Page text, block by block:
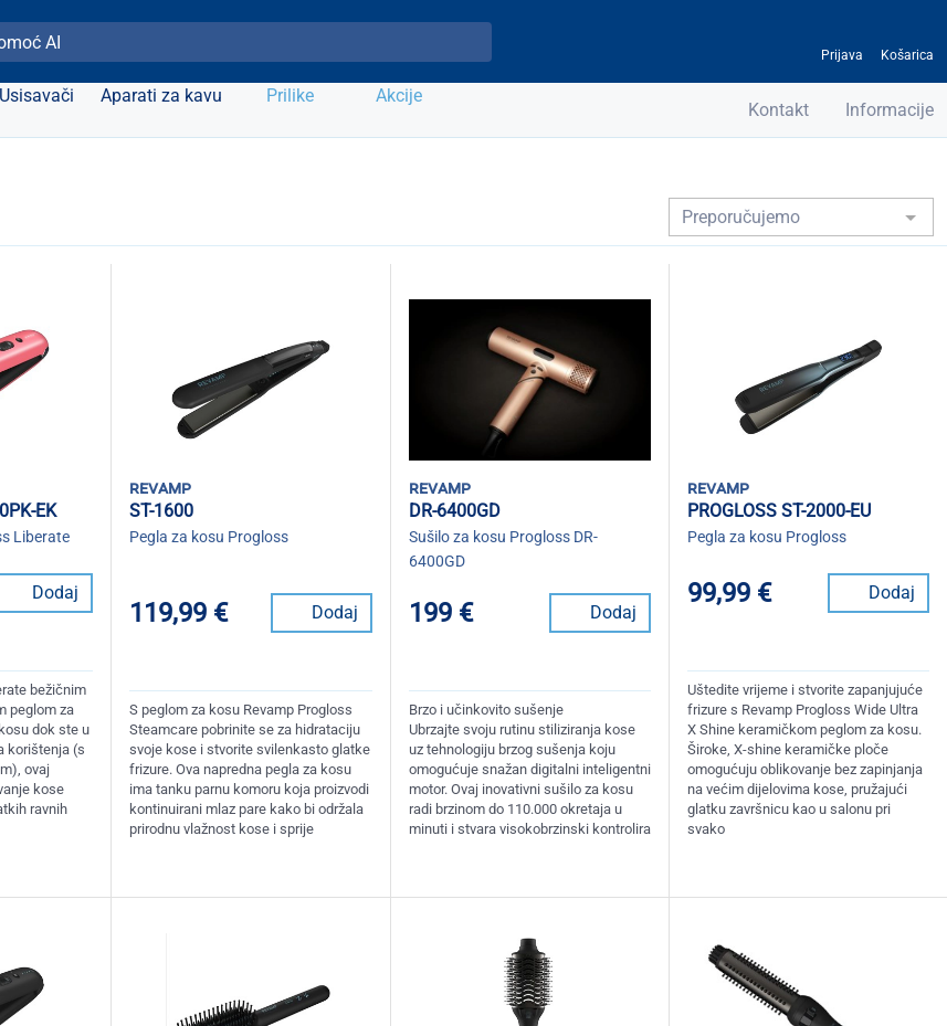
Prijava Košarica
Usisavači Aparati za kavu Prilike Akcije
Kontakt Informacije
EK
Liberate
Dodaj
bežičnim
peglom za
dok ste u
korištenja (s
ovaj
kose
ravnih
revamp
ST-1600
Pegla za kosu Progloss
119,99 € Dodaj
S peglom za kosu Revamp Progloss
Steamcare pobrinite se za hidrataciju
svoje kose i stvorite svilenkasto glatke
frizure. Ova napredna pegla za kosu
ima tanku parnu komoru koja proizvodi
kontinuirani mlaz pare kako bi održala
prirodnu vlažnost kose i sprije
revamp
DR-6400GD
Sušilo za kosu Progloss DR-
6400GD
199 € Dodaj
Brzo i učinkovito sušenje
Ubrzajte svoju rutinu stiliziranja kose
uz tehnologiju brzog sušenja koju
omogućuje snažan digitalni inteligentni
motor. Ovaj inovativni sušilo za kosu
radi brzinom do 110.000 okretaja u
minuti i stvara visokobrzinski kontrolira
revamp
PROGLOSS ST-2000-EU
Pegla za kosu Progloss
99,99 € Dodaj
Uštedite vrijeme i stvorite zapanjujuće
frizure s Revamp Progloss Wide Ultra
X Shine keramičkom peglom za kosu.
Široke, X-shine keramičke ploče
omogućuju oblikovanje bez zapinjanja
na većim dijelovima kose, pružajući
glatku završnicu kao u salonu pri
svako